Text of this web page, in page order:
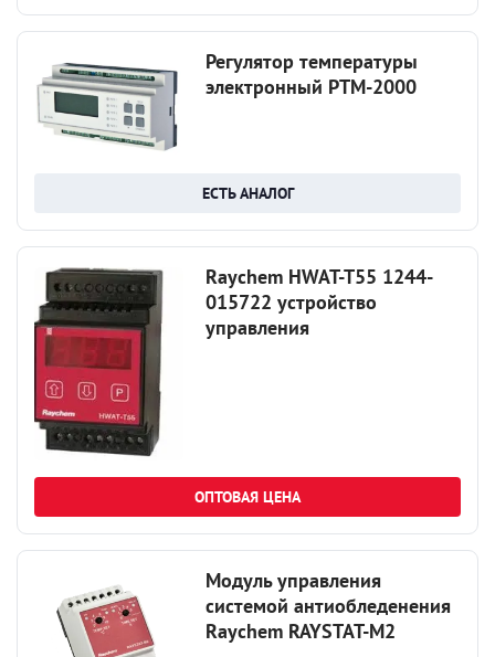
Регулятор температуры
электронный РТМ-2000
ЕСТЬ АНАЛОГ
Raychem HWAT-T55 1244-
015722 устройство
управления
ОПТОВАЯ ЦЕНА
Модуль управления
системой антиобледенения
Raychem RAYSTAT-M2